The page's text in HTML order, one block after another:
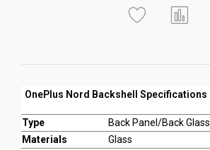
OnePlus Nord Backshell Specifications
Type
Back Panel/Back Glass
Materials
Glass